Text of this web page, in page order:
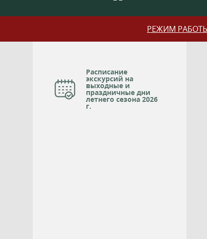
РЕЖИМ
Расписание
экскурсий на
выходные и
праздничные дни
летнего сезона 2026
г.